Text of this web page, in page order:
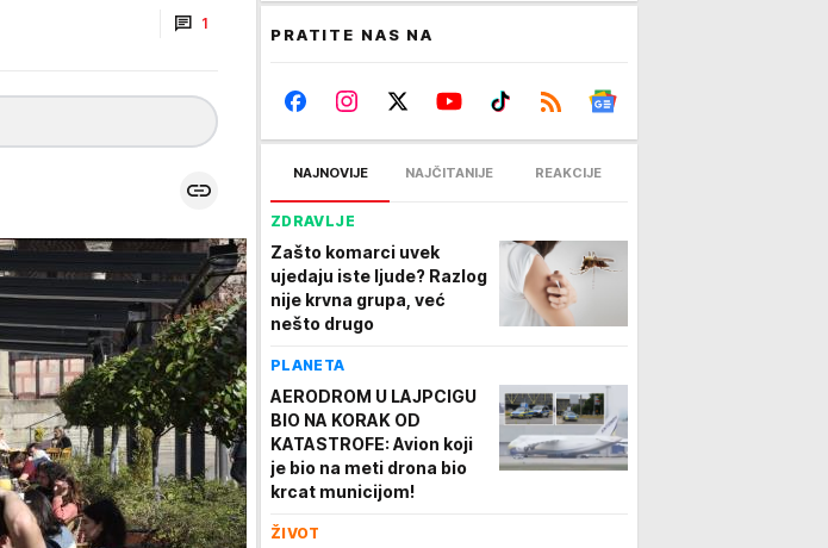
1
PRATITE NAS NA
NAJNOVIJE NAJČITANIJE REAKCIJE
ZDRAVLJE
Zašto komarci uvek
ujedaju iste ljude? Razlog
nije krvna grupa, već
nešto drugo
PLANETA
AERODROM U LAJPCIGU
BIO NA KORAK OD
KATASTROFE: Avion koji
je bio na meti drona bio
krcat municijom!
ŽIVOT